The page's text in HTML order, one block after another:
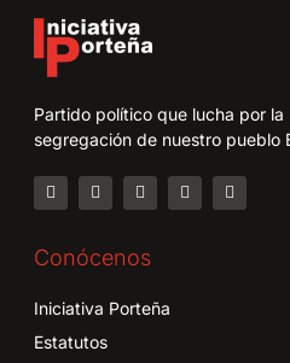
Partido político que lucha por
segregación de nuestro pueblo
Conócenos
Iniciativa Porteña
Estatutos